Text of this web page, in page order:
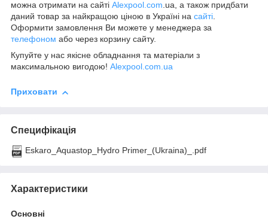
можна отримати на сайті Alexpool.com.ua, а також придбати
даний товар за найкращою ціною в Україні на сайті.
Оформити замовлення Ви можете у менеджера за
телефоном або через корзину сайту.
Купуйте у нас якісне обладнання та матеріали з
максимальною вигодою! Alexpool.com.ua
Приховати
Специфікація
Eskaro_Aquastop_Hydro Primer_(Ukraina)_.pdf
Характеристики
Основні